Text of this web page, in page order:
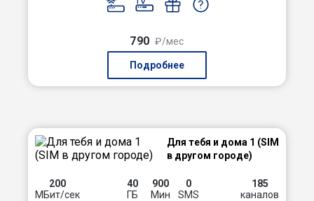
790 ₽/мес
Подробнее
Для тебя и дома 1 (SIM
в другом городе)
200
МБит/сек
40
ГБ
900
Мин
0
SMS
185
каналов